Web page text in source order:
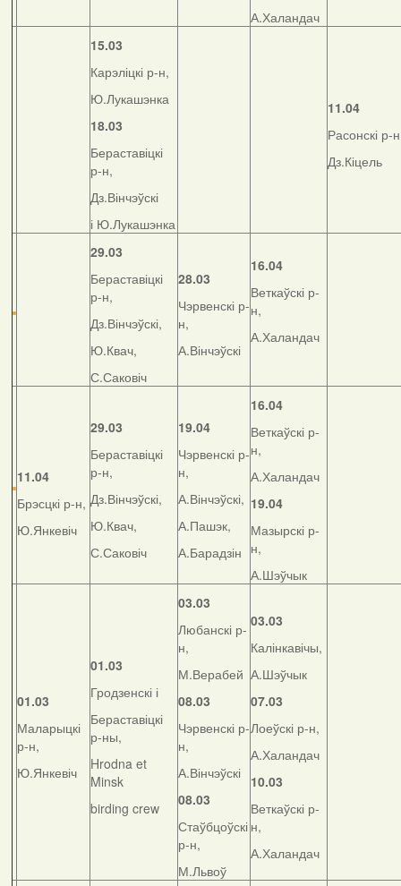
А.Халандач
15.03
Карэліцкі р-н,
Ю.Лукашэнка
18.03
Бераставіцкі
р-н,
Дз.Вінчэўскі
і Ю.Лукашэнка
11.04
Расонскі р-
Дз.Кіцель
29.03
Бераставіцкі
р-н,
Дз.Вінчэўскі,
Ю.Квач,
С.Саковіч
28.03
Чэрвенскі р-
н,
А.Вінчэўскі
16.04
Веткаўскі р-
н,
А.Халандач
11.04
Брэсцкі р-н,
Ю.Янкевіч
29.03
Бераставіцкі
р-н,
Дз.Вінчэўскі,
Ю.Квач,
С.Саковіч
19.04
Чэрвенскі р-
н,
А.Вінчэўскі,
А.Пашэк,
А.Барадзін
16.04
Веткаўскі р-
н,
А.Халандач
19.04
Мазырскі р-
н,
А.Шэўчык
01.03
Маларыцкі
р-н,
Ю.Янкевіч
01.03
Гродзенскі і
Бераставіцкі
р-ны,
Hrodna et
Minsk
birding crew
03.03
Любанскі р-
н,
М.Верабей
08.03
Чэрвенскі р-
н,
А.Вінчэўскі
08.03
Стаўбцоўскі
р-н,
М.Львоў
03.03
Калінкавічы,
А.Шэўчык
07.03
Лоеўскі р-н,
А.Халандач
10.03
Веткаўскі р-
н,
А.Халандач